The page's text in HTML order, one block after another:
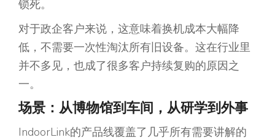
锁死。
对于政企客户来说，这意味着换机成本大幅降
低，不需要一次性淘汰所有旧设备。这在行业里
并不多见，也成了很多客户持续复购的原因之
一。
场景：从博物馆到车间，从研学到外事
IndoorLink的产品线覆盖了几乎所有需要讲解的